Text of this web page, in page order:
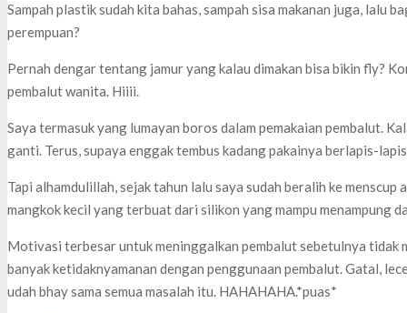
Sampah plastik sudah kita bahas, sampah sisa makanan juga, lalu
perempuan?
Pernah dengar tentang jamur yang kalau dimakan bisa bikin fly?
pembalut wanita. Hiiii.
Saya termasuk yang lumayan boros dalam pemakaian pembalut.
ganti. Terus, supaya enggak tembus kadang pakainya berlapis-
Tapi alhamdulillah, sejak tahun lalu saya sudah beralih ke menscup
mangkok kecil yang terbuat dari silikon yang mampu menampung
Motivasi terbesar untuk meninggalkan pembalut sebetulnya tidak
banyak ketidaknyamanan dengan penggunaan pembalut. Gatal,
udah bhay sama semua masalah itu. HAHAHAHA.*puas*